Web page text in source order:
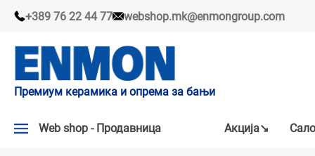
+389 76 22 44 77 webshop.mk@enmongroup.com
Премиум керамика и опрема за бањи
Web shop - Продавница Акцијa↘